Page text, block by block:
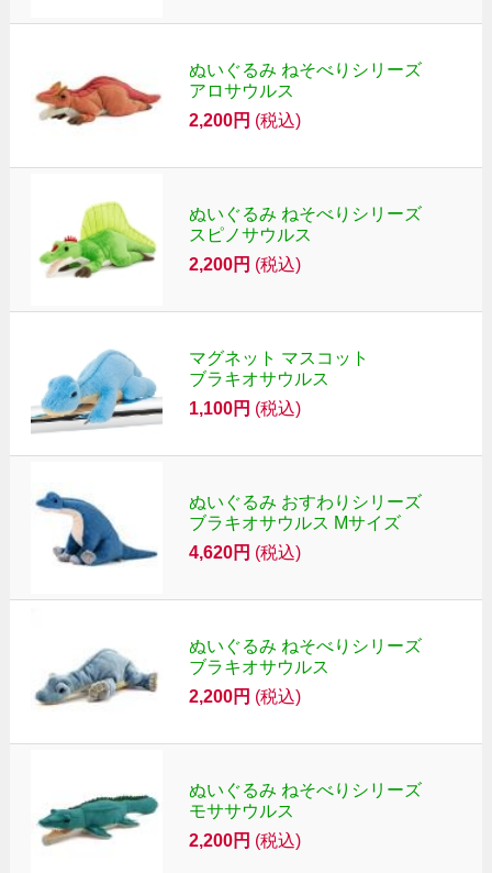
ぬいぐるみ ねそべりシリーズ
アロサウルス
2,200円 (税込)
ぬいぐるみ ねそべりシリーズ
スピノサウルス
2,200円 (税込)
マグネット マスコット
ブラキオサウルス
1,100円 (税込)
ぬいぐるみ おすわりシリーズ
ブラキオサウルス Mサイズ
4,620円 (税込)
ぬいぐるみ ねそべりシリーズ
ブラキオサウルス
2,200円 (税込)
ぬいぐるみ ねそべりシリーズ
モササウルス
2,200円 (税込)